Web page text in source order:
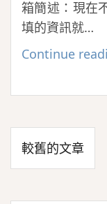
箱簡述：現在
填的資訊就…
Continue
文
章較舊的文章